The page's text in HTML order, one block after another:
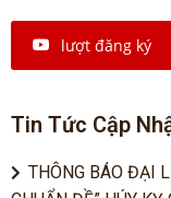
lượt đăng ký
Tin Tức Cập
THÔNG BÁO ĐẠI